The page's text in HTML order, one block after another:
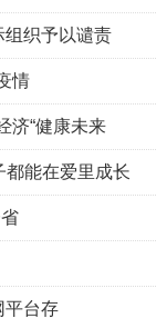
组织予以谴责
情
济“健康未来
都能在爱里成长
平台存